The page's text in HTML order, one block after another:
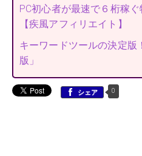
PC初心者が最速で６桁稼
【疾風アフィリエイト】
キーワードツールの決定版
版」
シェア 0